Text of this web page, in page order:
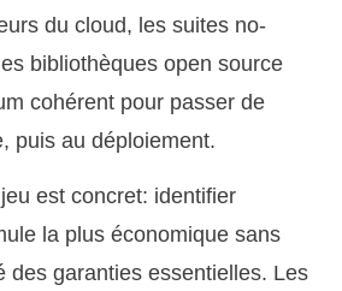
du cloud, les suites no-
bibliothèques open source
cohérent pour passer de
puis au déploiement.
est concret: identifier
la plus économique sans
des garanties essentielles. Les